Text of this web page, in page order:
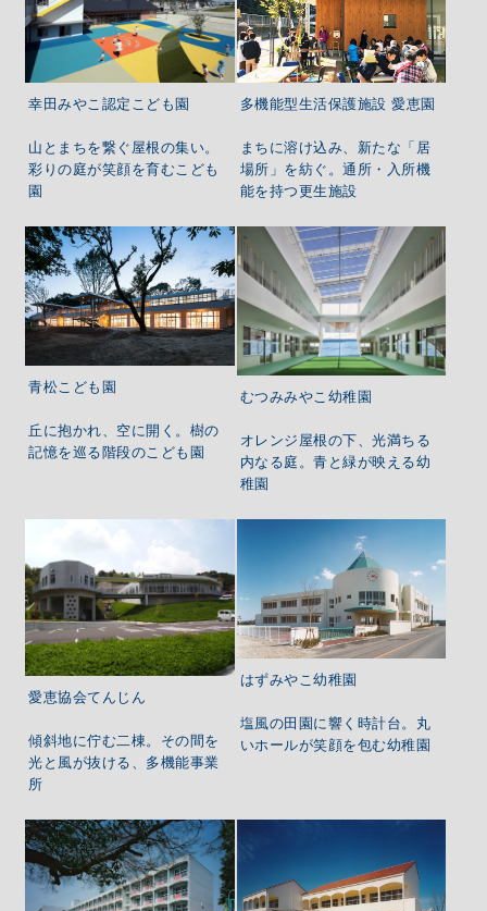
幸田みやこ認定こども園
山とまちを繋ぐ屋根の集い。
彩りの庭が笑顔を育むこども
園
多機能型生活保護施設 愛恵園
まちに溶け込み、新たな「居
場所」を紡ぐ。通所・入所機
能を持つ更生施設
青松こども園
丘に抱かれ、空に開く。樹の
記憶を巡る階段のこども園
むつみみやこ幼稚園
オレンジ屋根の下、光満ちる
内なる庭。青と緑が映える幼
稚園
愛恵協会てんじん
傾斜地に佇む二棟。その間を
光と風が抜ける、多機能事業
所
はずみやこ幼稚園
塩風の田園に響く時計台。丸
いホールが笑顔を包む幼稚園